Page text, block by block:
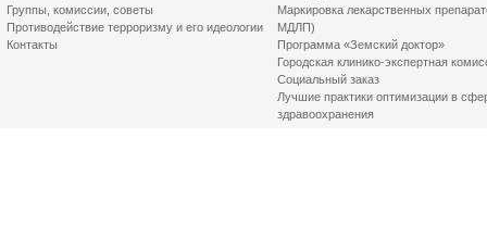
Группы, комиссии, советы
Противодействие терроризму и его идеологии
Контакты
Маркировка лекарственных
МДЛП)
Программа «Земский доктор»
Городская клинико-экспертная
Социальный заказ
Лучшие практики оптимизации в
здравоохранения